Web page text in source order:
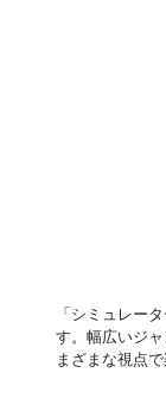
「シミュレー
す。幅広いジ
まざまな視点